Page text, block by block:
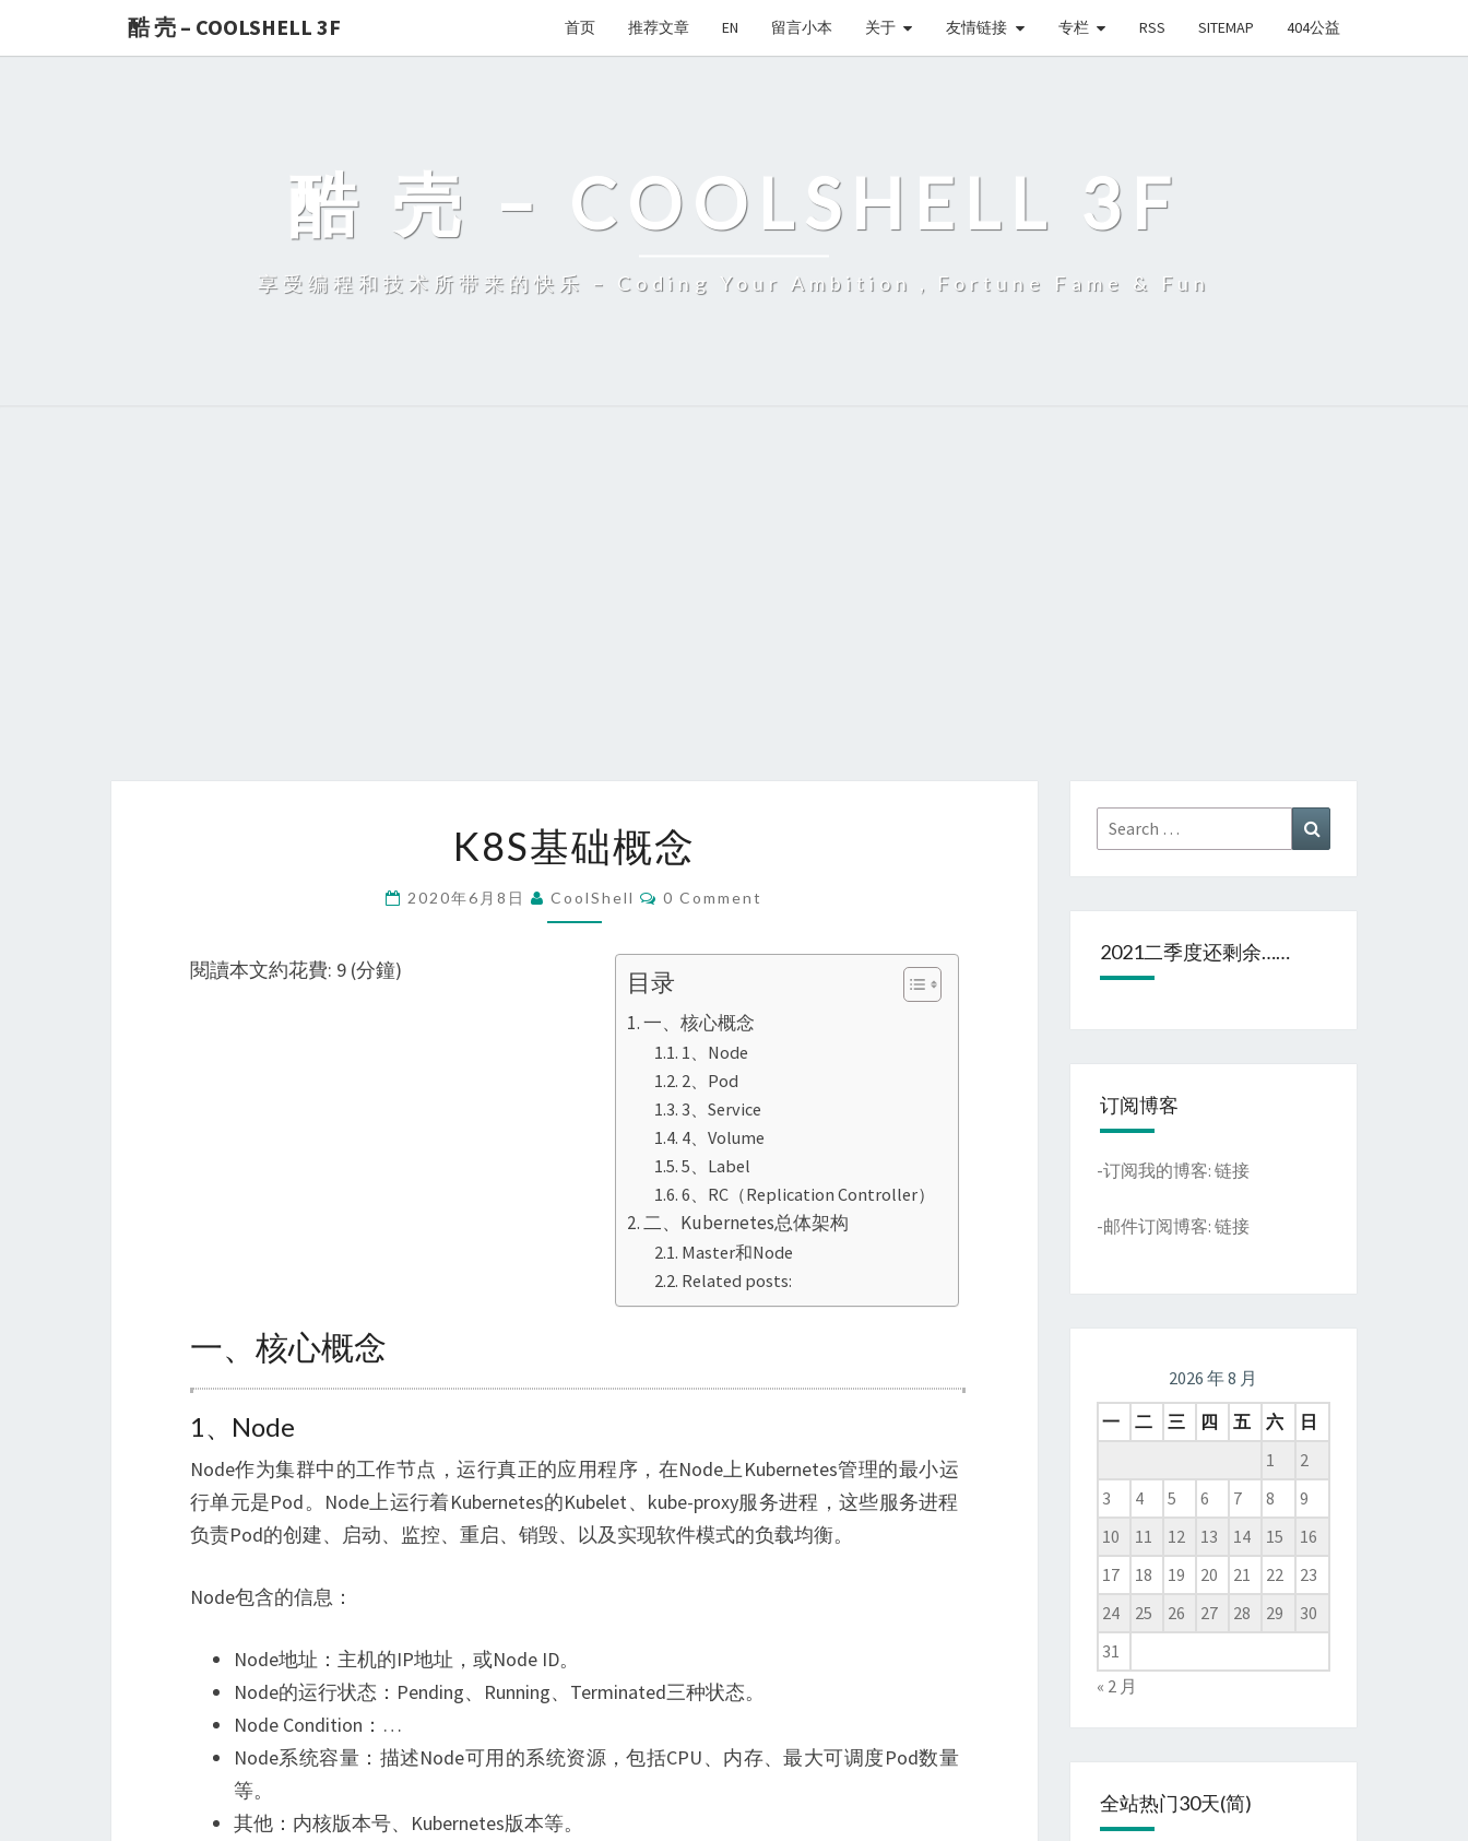
酷 壳 – COOLSHELL 3F 首页 推荐文章 EN 留言小本 关于 友情链接 专栏 RSS SITEMAP 404公益
酷 壳 – COOLSHELL 3F
享受编程和技术所带来的快乐 – Coding Your Ambition，Fortune Fame & Fun
基
K8S基础概念
2020年6月8日 CoolShell Comments
0 Comment
目录
一、核心概念
1、Node
2、Pod
3、Service
4、Volume
5、Label
6、RC（Replication Controller）
二、Kubernetes总体架构
Master和Node
Related posts:
閱讀本文約花費: 9 (分鐘)
一、核心概念
1、Node
Node作为集群中的工作节点，运行真正的应用程序，在Node上Kubernetes管理的最小运
行单元是Pod。Node上运行着Kubernetes的Kubelet、kube-proxy服务进程，这些服务进程
负责Pod的创建、启动、监控、重启、销毁、以及实现软件模式的负载均衡。
Node包含的信息：
Node地址：主机的IP地址，或Node ID。
Node的运行状态：Pending、Running、Terminated三种状态。
Node Condition：…
Node系统容量：描述Node可用的系统资源，包括CPU、内存、最大可调度Pod数量
等。
其他：内核版本号、Kubernetes版本等。
Search
for:
2021二季度还剩余……
订阅博客
-订阅我的博客: 链接
-邮件订阅博客: 链接
2026 年 8 月
一
二 三 四 五 六
日
1
2
3
4 5 6 7 8
9
10
11 12 13 14 15
16
17
18 19 20 21 22
23
24
25 26 27 28 29
30
31
« 2 月
全站热门30天(简)